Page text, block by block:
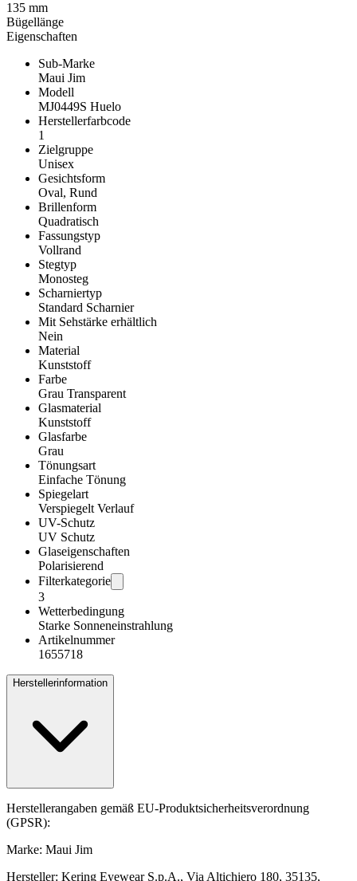
Eigenschaften
Sub-Marke
Maui Jim
Modell
MJ0449S Huelo
Herstellerfarbcode
1
Zielgruppe
Unisex
Gesichtsform
Oval, Rund
Brillenform
Quadratisch
Fassungstyp
Vollrand
Stegtyp
Monosteg
Scharniertyp
Standard Scharnier
Mit Sehstärke erhältlich
Nein
Material
Kunststoff
Farbe
Grau Transparent
Glasmaterial
Kunststoff
Glasfarbe
Grau
Tönungsart
Einfache Tönung
Spiegelart
Verspiegelt Verlauf
UV-Schutz
UV Schutz
Glaseigenschaften
Polarisierend
Filterkategorie
3
Wetterbedingung
Starke Sonneneinstrahlung
Artikelnummer
1655718
Herstellerinformation
Herstellerangaben gemäß EU-Produktsicherheitsverordnung
(GPSR):
Marke: Maui Jim
Hersteller: Kering Eyewear S.p.A., Via Altichiero 180, 35135,
135 mm
Bügellänge